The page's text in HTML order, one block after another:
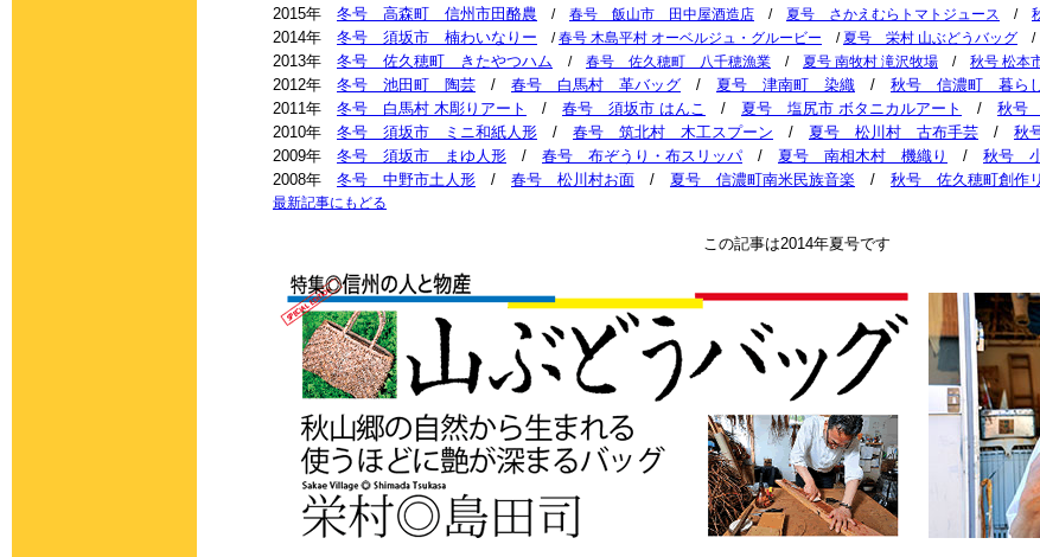
2015年 冬号 高森町 信州市田酪農 / 春号 飯山市 田中屋酒造店 / 夏号 さかえむらトマトジュース /
2014年 冬号 須坂市 楠わいなりー /春号 木島平村 オーベルジュ・グルービー /夏号 栄村 山ぶどうバッグ /
2013年 冬号 佐久穂町 きたやつハム / 春号 佐久穂町 八千穂漁業 / 夏号 南牧村 滝沢牧場 / 秋号 松本
2012年 冬号 池田町 陶芸 / 春号 白馬村 革バッグ / 夏号 津南町 染織 / 秋号 信濃町 暮ら
2011年 冬号 白馬村 木彫りアート / 春号 須坂市 はんこ / 夏号 塩尻市 ボタニカルアート / 秋号
2010年 冬号 須坂市 ミニ和紙人形 / 春号 筑北村 木工スプーン / 夏号 松川村 古布手芸 / 秋
2009年 冬号 須坂市 まゆ人形 / 春号 布ぞうり・布スリッパ / 夏号 南相木村 機織り / 秋号
2008年 冬号 中野市土人形 / 春号 松川村お面 / 夏号 信濃町南米民族音楽 / 秋号 佐久穂町創作
最新記事にもどる
この記事は2014年夏号です